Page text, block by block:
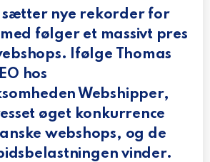
sætter nye rekorder for
følger et massivt pres
Ifølge Thomas
hos
Webshipper,
øget konkurrence
webshops, og de
vinder.